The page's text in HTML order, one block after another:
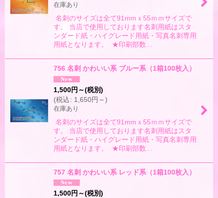
在庫あり
名刺のサイズは全て91mmｘ55ｍｍサイズで
す。 当店で使用しております名刺用紙はスタ
ンダード紙・ハイグレード用紙・写真名刺専用
用紙となります。 ★印刷部数…
756 名刺 かわいい系 ブルー系（1箱100枚入）
1,500円 ～(税別)
(税込: 1,650円 ～)
在庫あり
名刺のサイズは全て91mmｘ55ｍｍサイズで
す。 当店で使用しております名刺用紙はスタ
ンダード紙・ハイグレード用紙・写真名刺専用
用紙となります。 ★印刷部数…
757 名刺 かわいい系 レッド系（1箱100枚入）
1,500円 ～(税別)